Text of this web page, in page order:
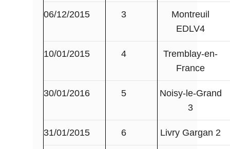
06/12/2015 3
Montreuil
EDLV4
10/01/2015 4
Tremblay-en-
France
30/01/2016 5
Noisy-le-Grand
3
31/01/2015 6 Livry Gargan 2